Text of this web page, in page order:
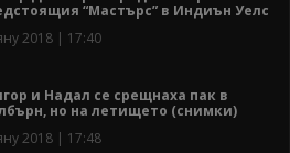
“Мастърс” в Индиън Уелс
2018 | 17:40
и Надал се срещнаха пак в
но на летището (снимки)
2018 | 17:48